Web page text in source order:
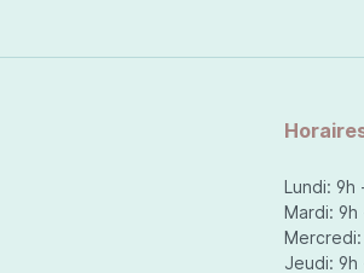
Lundi: 9h
Mardi: 9h
Jeudi: 9h